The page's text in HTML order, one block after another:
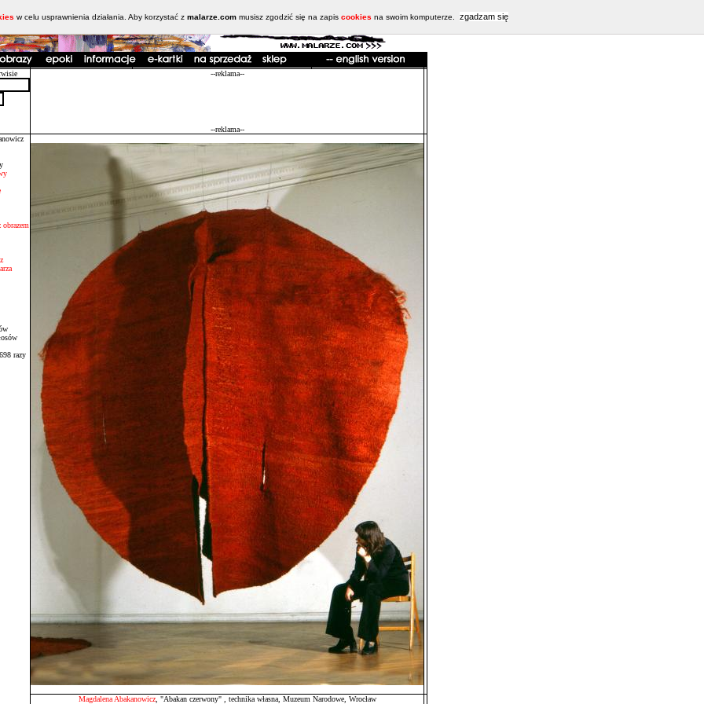
--reklama--
--reklama--
razy
Magdalena Abakanowicz, "Abakan czerwony" , technika własna, Muzeum Narodowe, Wrocław
w celu usprawnienia działania. Aby korzystać z malarze.com musisz zgodzić się na zapis cookies na swoim komputerze. zgadzam się